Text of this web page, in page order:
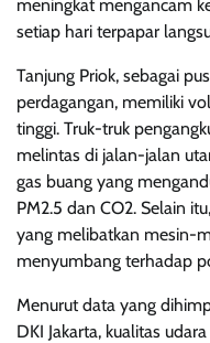
meningkat mengancam
setiap hari terpapar
Tanjung Priok, sebagai
perdagangan, memiliki
tinggi. Truk-truk
melintas di jalan-jalan
gas buang yang
PM2.5 dan CO2. Selain
yang melibatkan mesin-
menyumbang terhadap
Menurut data yang
DKI Jakarta, kualitas